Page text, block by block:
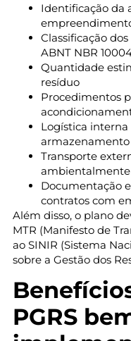
Identificação da
Classificação
ABNT NBR
Quantidade
resíduo
Procedimentos
Logística interna
Transporte
Documentação
contratos com
Além disso, o plano
MTR (Manifesto de
ao SINIR (Sistema
sobre a Gestão dos
PGRS